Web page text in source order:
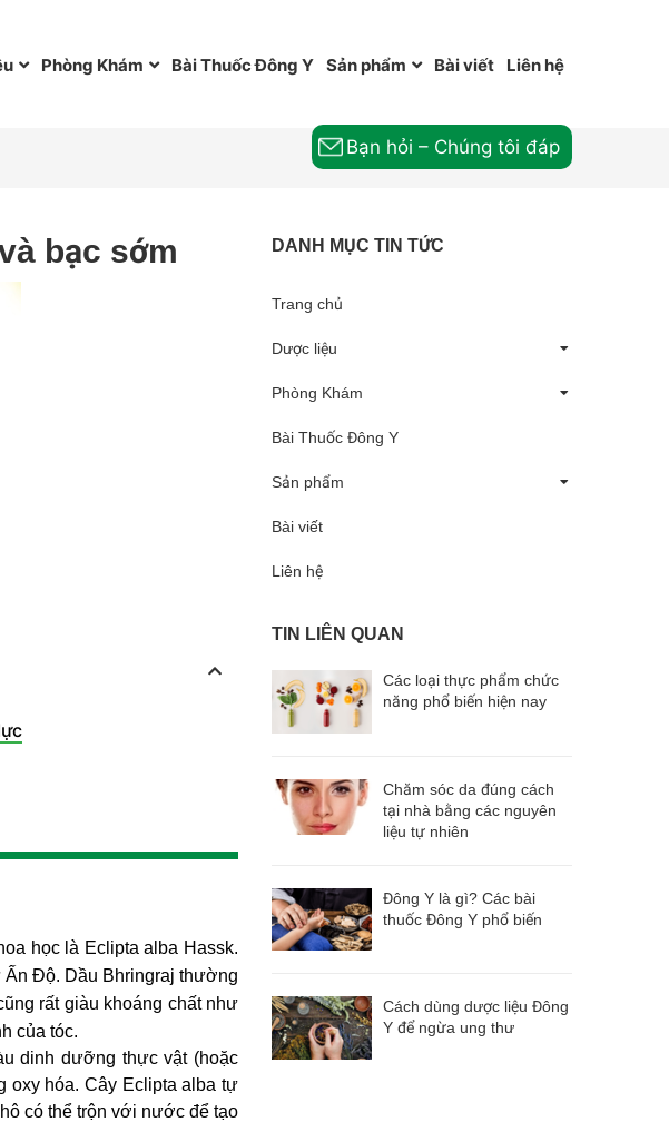
Phòng Khám Bài Thuốc Đông Y Sản phẩm Bài viết Liên hệ
Bạn hỏi – Chúng tôi đáp
bạc sớm
học là Eclipta alba Hassk.
Độ. Dầu Bhringraj thường
rất giàu khoáng chất như
của tóc.
dinh dưỡng thực vật (hoặc
oxy hóa. Cây Eclipta alba tự
có thể trộn với nước để tạo
DANH MỤC TIN TỨC
Trang chủ
Dược liệu
Phòng Khám
Bài Thuốc Đông Y
Sản phẩm
Bài viết
Liên hệ
TIN LIÊN QUAN
Các loại thực phẩm chức
năng phổ biến hiện nay
Chăm sóc da đúng cách
tại nhà bằng các nguyên
liệu tự nhiên
Đông Y là gì? Các bài
thuốc Đông Y phổ biến
Cách dùng dược liệu Đông
Y để ngừa ung thư